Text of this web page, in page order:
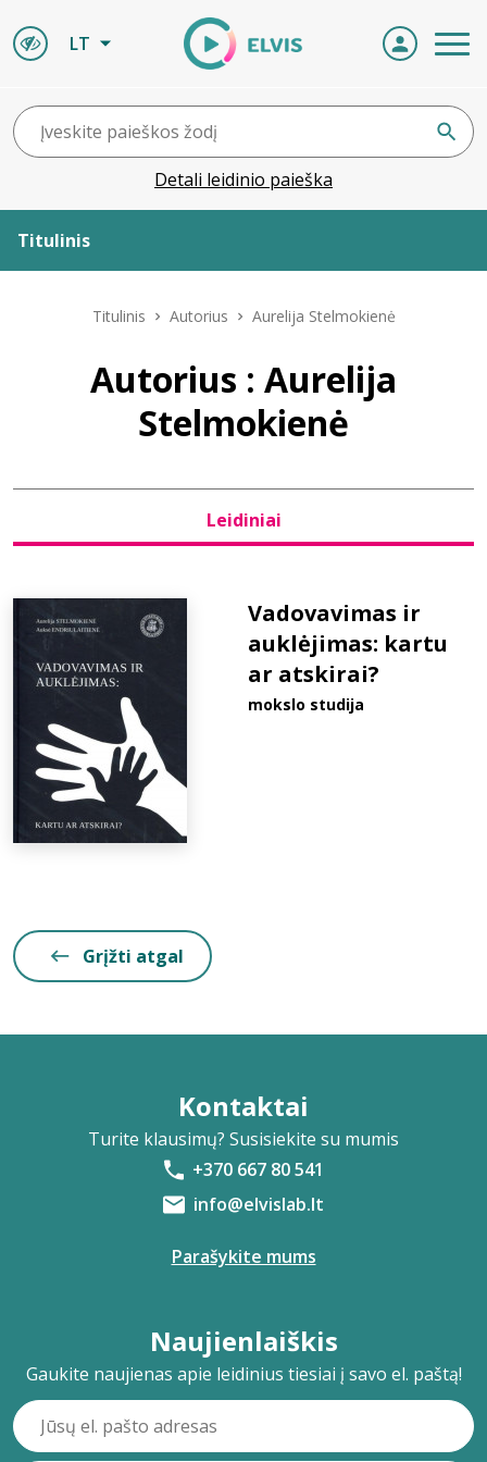
LT
Detali leidinio paieška
Titulinis
ELVIS atvyksta
Naujienos
Bibliotekoms
D.U.K.
+370 667 80 541
Titulinis Autorius Aurelija Stelmokienė
Autorius : Aurelija
Stelmokienė
Leidiniai
Vadovavimas ir
auklėjimas: kartu
ar atskirai?
mokslo studija
Grįžti atgal
Kontaktai
Turite klausimų? Susisiekite su mumis
+370 667 80 541
info@elvislab.lt
Parašykite mums
Naujienlaiškis
Gaukite naujienas apie leidinius tiesiai į savo el. paštą!